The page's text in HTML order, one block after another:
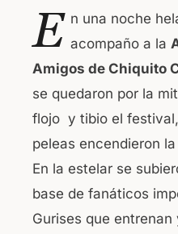
c
e
b
o
o
k
at
s
A
p
p
E n una noche
acompaño a la
Amigos de Chiquito
se quedaron por la
flojo y tibio el
peleas encendieron
En la estelar se
base de fanáticos
Gurises que